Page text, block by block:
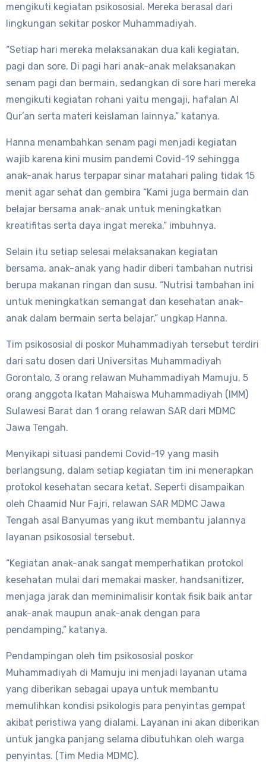
mengikuti kegiatan psikososial. Mereka berasal dari
lingkungan sekitar poskor Muhammadiyah.
“Setiap hari mereka melaksanakan dua kali kegiatan,
pagi dan sore. Di pagi hari anak-anak melaksanakan
senam pagi dan bermain, sedangkan di sore hari mereka
mengikuti kegiatan rohani yaitu mengaji, hafalan Al
Qur’an serta materi keislaman lainnya,” katanya.
Hanna menambahkan senam pagi menjadi kegiatan
wajib karena kini musim pandemi Covid-19 sehingga
anak-anak harus terpapar sinar matahari paling tidak 15
menit agar sehat dan gembira “Kami juga bermain dan
belajar bersama anak-anak untuk meningkatkan
kreatifitas serta daya ingat mereka,” imbuhnya.
Selain itu setiap selesai melaksanakan kegiatan
bersama, anak-anak yang hadir diberi tambahan nutrisi
berupa makanan ringan dan susu. “Nutrisi tambahan ini
untuk meningkatkan semangat dan kesehatan anak-
anak dalam bermain serta belajar,” ungkap Hanna.
Tim psikososial di poskor Muhammadiyah tersebut terdiri
dari satu dosen dari Universitas Muhammadiyah
Gorontalo, 3 orang relawan Muhammadiyah Mamuju, 5
orang anggota Ikatan Mahaiswa Muhammadiyah (IMM)
Sulawesi Barat dan 1 orang relawan SAR dari MDMC
Jawa Tengah.
Menyikapi situasi pandemi Covid-19 yang masih
berlangsung, dalam setiap kegiatan tim ini menerapkan
protokol kesehatan secara ketat. Seperti disampaikan
oleh Chaamid Nur Fajri, relawan SAR MDMC Jawa
Tengah asal Banyumas yang ikut membantu jalannya
layanan psikososial tersebut.
“Kegiatan anak-anak sangat memperhatikan protokol
kesehatan mulai dari memakai masker, handsanitizer,
menjaga jarak dan meminimalisir kontak fisik baik antar
anak-anak maupun anak-anak dengan para
pendamping,” katanya.
Pendampingan oleh tim psikososial poskor
Muhammadiyah di Mamuju ini menjadi layanan utama
yang diberikan sebagai upaya untuk membantu
memulihkan kondisi psikologis para penyintas gempat
akibat peristiwa yang dialami. Layanan ini akan diberikan
untuk jangka panjang selama dibutuhkan oleh warga
penyintas. (Tim Media MDMC).